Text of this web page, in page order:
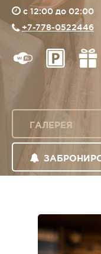
c 12:00 до 02:00
+7-778-0522446
ГАЛЕРЕЯ